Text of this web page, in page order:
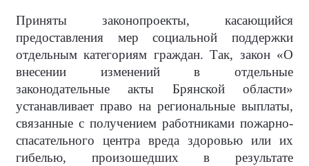
Приняты законопроекты, касающийся
предоставления мер социальной поддержки
отдельным категориям граждан. Так, закон «О
внесении изменений в отдельные
законодательные акты Брянской области»
устанавливает право на региональные выплаты,
связанные с получением работниками пожарно-
спасательного центра вреда здоровью или их
гибелью, произошедших в результате